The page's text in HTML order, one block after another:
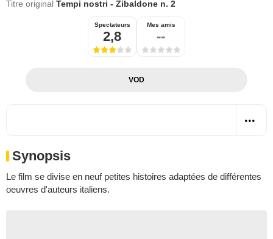
Titre original Tempi nostri - Zibaldone n. 2
Spectateurs
2,8
Mes amis
--
VOD
Synopsis
Le film se divise en neuf petites histoires adaptées de différentes
oeuvres d'auteurs italiens.